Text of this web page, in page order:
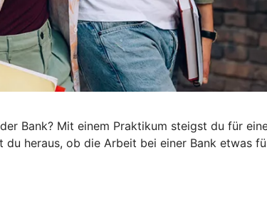
Bank? Mit einem Praktikum steigst du für
heraus, ob die Arbeit bei einer Bank etwas